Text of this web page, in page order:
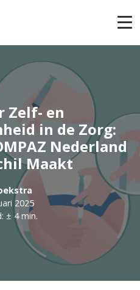
API
Zelf- en
in de Zorg:
Nederland
Maakt
2025
± 4 min.